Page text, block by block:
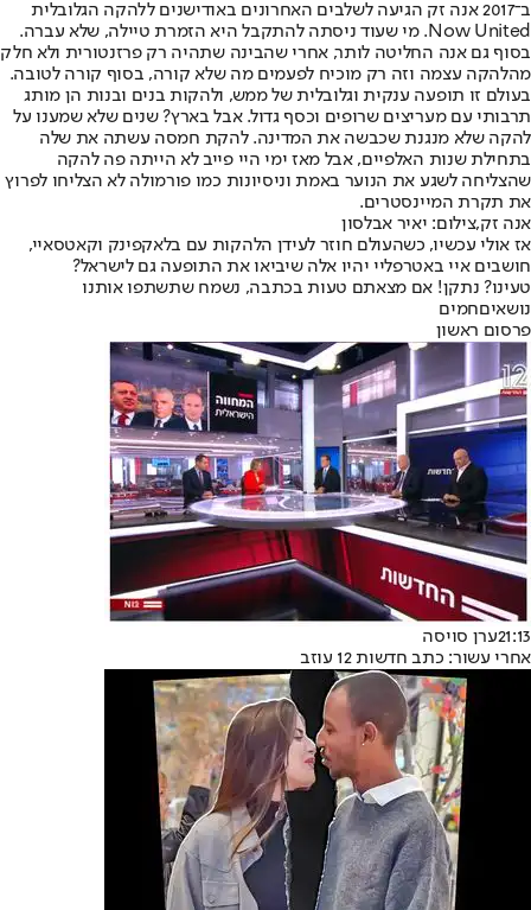
ב־2017 אנה זק הגיעה לשלבים האחרונים באודישנים ללהקה הגלובלית
Now United. מי שעוד ניסתה להתקבל היא הזמרת טיילה, שלא עברה.
בסוף גם אנה החליטה לותר, אחרי שהבינה שתהיה רק פרזנטורית ולא חלק
מהלהקה עצמה וזה רק מוכיח לפעמים מה שלא קורה, בסוף קורה לטובה.
בעולם זו תופעה ענקית וגלובלית של ממש, ולהקות בנים ובנות הן מותג
תרבותי עם מעריצים שרופים וכסף גדול. אבל בארץ? שנים שלא שמענו על
להקה שלא מנגנת שכבשה את המדינה. להקת חמסה עשתה את שלה
בתחילת שנות האלפיים, אבל מאז ימי היי פייב לא הייתה פה להקה
שהצליחה לשגע את הנוער באמת וניסיונות כמו פורמולה לא הצליחו לפרוץ
את תקרת המיינסטרים.
אנה זק,צילום: יאיר אבלסון
אז אולי עכשיו, כשהעולם חוזר לעידן הלהקות עם בלאקפינק וקאטסאיי,
חושבים איי באטרפליי יהיו אלה שיביאו את התופעה גם לישראל?
טעינו? נתקן! אם מצאתם טעות בכתבה, נשמח שתשתפו אותנו
נושאיםחמים
פרסום ראשון
21:13ערן סויסה
אחרי עשור: כתב חדשות 12 עוזב